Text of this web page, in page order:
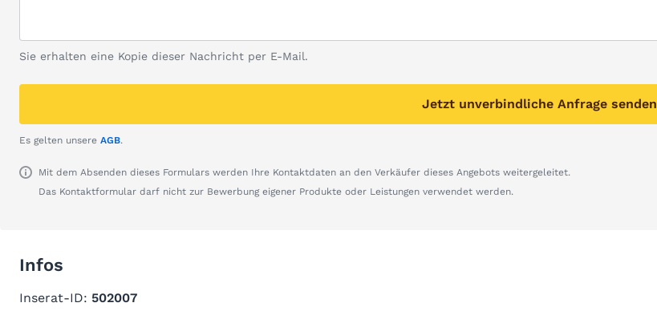
Sie erhalten eine Kopie dieser Nachricht per E-Mail.
Jetzt unverbindliche Anfrage senden
Es gelten unsere AGB.
Mit dem Absenden dieses Formulars werden Ihre Kontaktdaten an den Verkäufer dieses Angebots weitergeleitet.
Das Kontaktformular darf nicht zur Bewerbung eigener Produkte oder Leistungen verwendet werden.
Infos
Inserat-ID: 502007